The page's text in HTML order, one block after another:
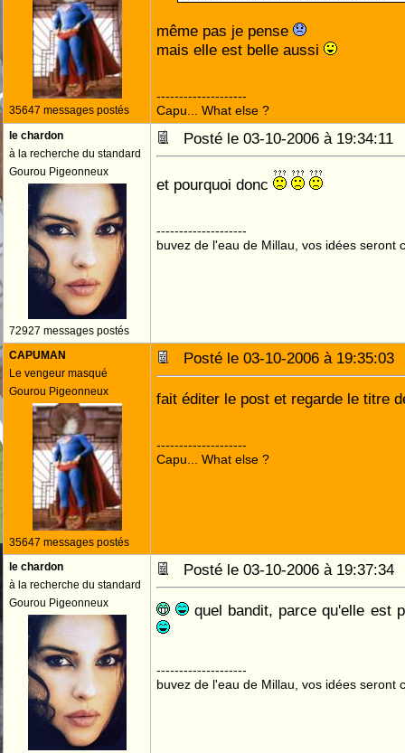
35647 messages postés
même pas je pense
mais elle est belle aussi
--------------------
Capu... What else ?
le chardon
à la recherche du standard
Gourou Pigeonneux
72927 messages postés
Posté le 03-10-2006 à
et pourquoi donc
--------------------
buvez de l'eau de Millau, vos idées seront
CAPUMAN
Le vengeur masqué
Gourou Pigeonneux
35647 messages postés
Posté le 03-10-2006 à
fait éditer le post et regarde le titre
--------------------
Capu... What else ?
le chardon
à la recherche du standard
Gourou Pigeonneux
Posté le 03-10-2006 à
quel bandit, parce qu'elle est
--------------------
buvez de l'eau de Millau, vos idées seront